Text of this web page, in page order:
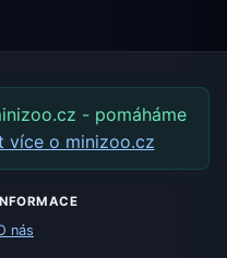
- pomáháme
více o minizoo.cz
nás